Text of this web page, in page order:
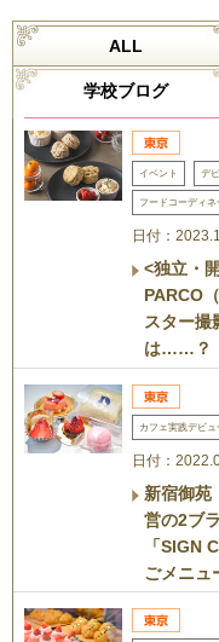
ALL
学校ブログ
イベント デ
フードコーディ
日付：
<独立・
PARCO
スター撮
は……？
カフェ実践デビュ
日付：
新宿御苑
営の2ブ
「SIGN
ごメニュ